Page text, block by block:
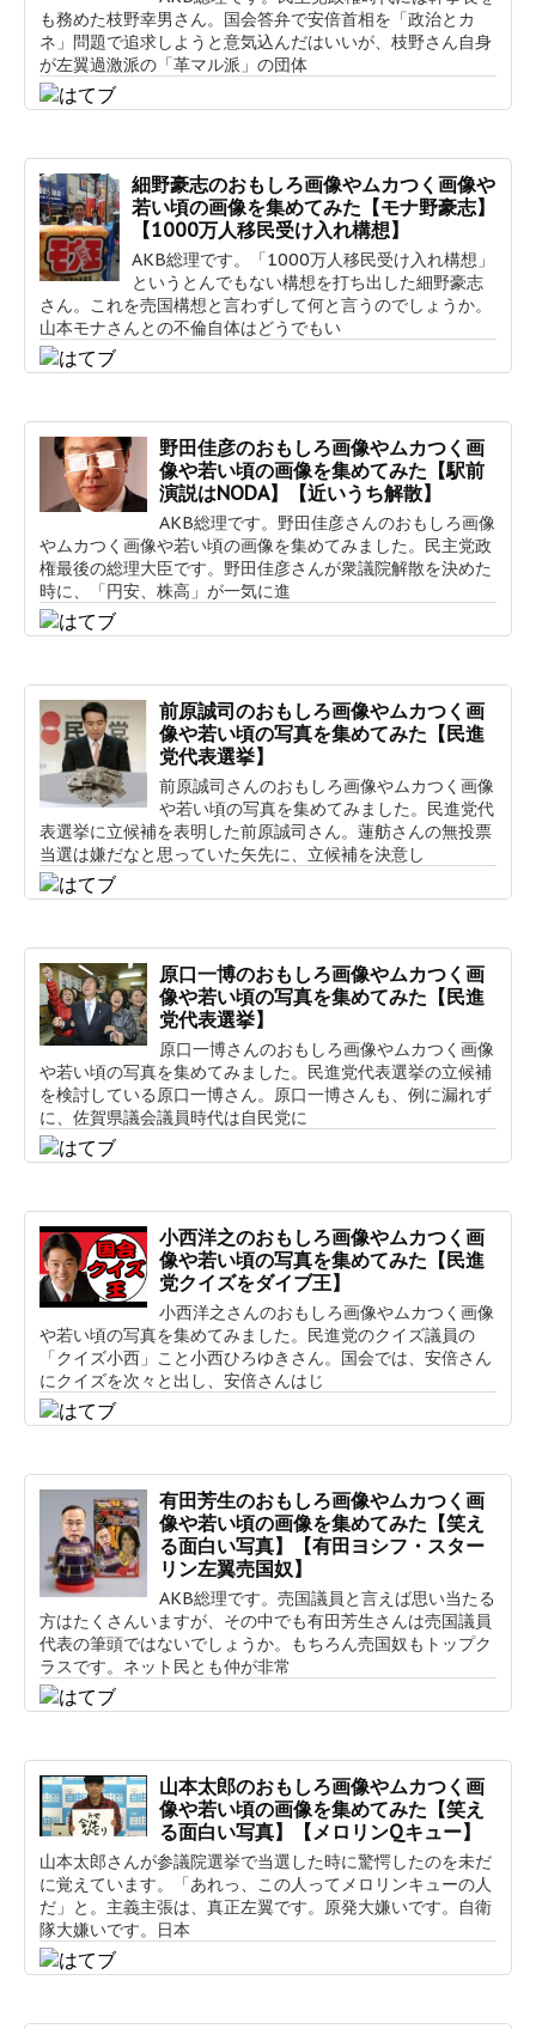
も務めた枝野幸男さん。国会答弁で安倍首相を「政治とカ
ネ」問題で追求しようと意気込んだはいいが、枝野さん自身
が左翼過激派の「革マル派」の団体
細野豪志のおもしろ画像やムカつく画像や
若い頃の画像を集めてみた【モナ野豪志】
【1000万人移民受け入れ構想】
AKB総理です。「1000万人移民受け入れ構想」
というとんでもない構想を打ち出した細野豪志
さん。これを売国構想と言わずして何と言うのでしょうか。
山本モナさんとの不倫自体はどうでもい
野田佳彦のおもしろ画像やムカつく画
像や若い頃の画像を集めてみた【駅前
演説はNODA】【近いうち解散】
AKB総理です。野田佳彦さんのおもしろ画像
やムカつく画像や若い頃の画像を集めてみました。民主党政
権最後の総理大臣です。野田佳彦さんが衆議院解散を決めた
時に、「円安、株高」が一気に進
前原誠司のおもしろ画像やムカつく画
像や若い頃の写真を集めてみた【民進
党代表選挙】
前原誠司さんのおもしろ画像やムカつく画像
や若い頃の写真を集めてみました。民進党代
表選挙に立候補を表明した前原誠司さん。蓮舫さんの無投票
当選は嫌だなと思っていた矢先に、立候補を決意し
原口一博のおもしろ画像やムカつく画
像や若い頃の写真を集めてみた【民進
党代表選挙】
原口一博さんのおもしろ画像やムカつく画像
や若い頃の写真を集めてみました。民進党代表選挙の立候補
を検討している原口一博さん。原口一博さんも、例に漏れず
に、佐賀県議会議員時代は自民党に
小西洋之のおもしろ画像やムカつく画
像や若い頃の写真を集めてみた【民進
党クイズをダイブ王】
小西洋之さんのおもしろ画像やムカつく画像
や若い頃の写真を集めてみました。民進党のクイズ議員の
「クイズ小西」こと小西ひろゆきさん。国会では、安倍さん
にクイズを次々と出し、安倍さんはじ
有田芳生のおもしろ画像やムカつく画
像や若い頃の画像を集めてみた【笑え
る面白い写真】【有田ヨシフ・スター
リン左翼売国奴】
AKB総理です。売国議員と言えば思い当たる
方はたくさんいますが、その中でも有田芳生さんは売国議員
代表の筆頭ではないでしょうか。もちろん売国奴もトップク
ラスです。ネット民とも仲が非常
山本太郎のおもしろ画像やムカつく画
像や若い頃の画像を集めてみた【笑え
る面白い写真】【メロリンQキュー】
山本太郎さんが参議院選挙で当選した時に驚愕したのを未だ
に覚えています。「あれっ、この人ってメロリンキューの人
だ」と。主義主張は、真正左翼です。原発大嫌いです。自衛
隊大嫌いです。日本